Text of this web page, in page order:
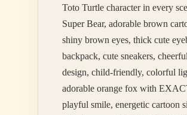
Toto Turtle character in every
Super Bear, adorable brown
shiny brown eyes, thick cute
backpack, cute sneakers,
design, child-friendly, colorful
adorable orange fox with
playful smile, energetic cartoon